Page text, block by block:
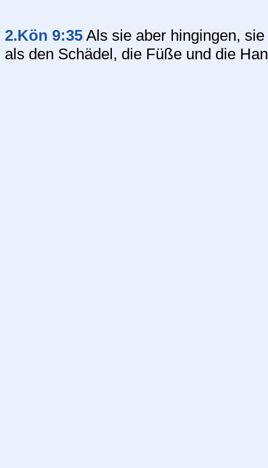
2.Kön 9:35 Als sie aber hingingen,
als den Schädel, die Füße und die